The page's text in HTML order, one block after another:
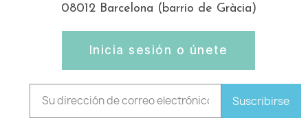
08012 Barcelona (barrio de Gràcia)
Inicia sesión o únete
Suscribirse